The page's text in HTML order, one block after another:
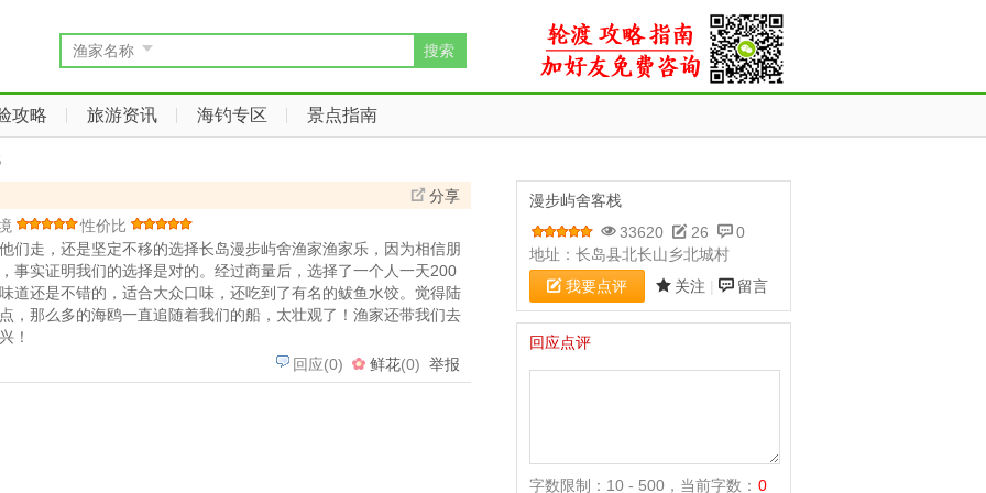
渔家名称 搜索
攻略 旅游资讯 海钓专区 景点指南
分享
性价比
们走，还是坚定不移的选择长岛漫步屿舍渔家渔家乐，因为相信朋
事实证明我们的选择是对的。经过商量后，选择了一个人一天200
道还是不错的，适合大众口味，还吃到了有名的鲅鱼水饺。觉得陆
，那么多的海鸥一直追随着我们的船，太壮观了！渔家还带我们去
！
回应(0) 鲜花(0) 举报
漫步屿舍客栈
33620
26
0
地址：长岛县北长山乡北城村
我要点评
关注 | 留言
回应点评
字数限制：10 - 500，当前字数： 0